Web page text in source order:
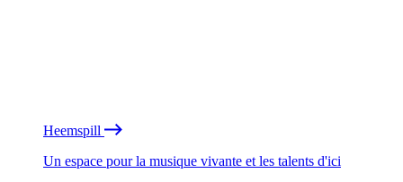
Heemspill
Un espace pour la musique vivante et les talents d'ici